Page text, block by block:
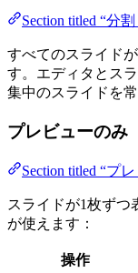
Section titled “分
すべてのスライド
す。エディタとス
集中のスライドを
プレビューのみ
Section titled “プ
スライドが1枚ずつ
が使えます：
操作